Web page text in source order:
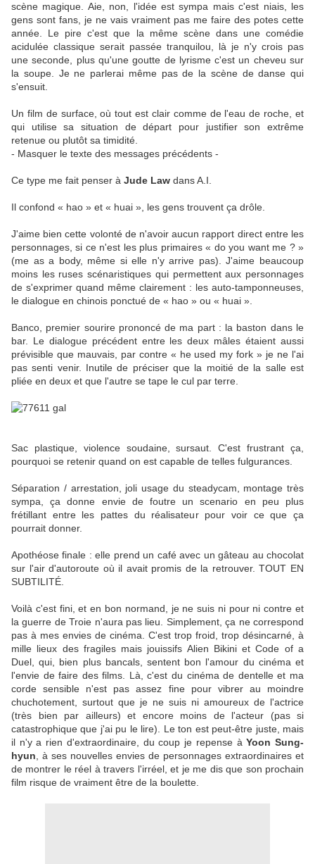
scène magique. Aie, non, l'idée est sympa mais c'est niais, les
gens sont fans, je ne vais vraiment pas me faire des potes cette
année. Le pire c'est que la même scène dans une comédie
acidulée classique serait passée tranquilou, là je n'y crois pas
une seconde, plus qu'une goutte de lyrisme c'est un cheveu sur
la soupe. Je ne parlerai même pas de la scène de danse qui
s'ensuit.
Un film de surface, où tout est clair comme de l'eau de roche, et
qui utilise sa situation de départ pour justifier son extrême
retenue ou plutôt sa timidité.
- Masquer le texte des messages précédents -
Ce type me fait penser à Jude Law dans A.I.
Il confond « hao » et « huai », les gens trouvent ça drôle.
J'aime bien cette volonté de n'avoir aucun rapport direct entre les
personnages, si ce n'est les plus primaires « do you want me ? »
(me as a body, même si elle n'y arrive pas). J'aime beaucoup
moins les ruses scénaristiques qui permettent aux personnages
de s'exprimer quand même clairement : les auto-tamponneuses,
le dialogue en chinois ponctué de « hao » ou « huai ».
Banco, premier sourire prononcé de ma part : la baston dans le
bar. Le dialogue précédent entre les deux mâles étaient aussi
prévisible que mauvais, par contre « he used my fork » je ne l'ai
pas senti venir. Inutile de préciser que la moitié de la salle est
pliée en deux et que l'autre se tape le cul par terre.
Sac plastique, violence soudaine, sursaut. C'est frustrant ça,
pourquoi se retenir quand on est capable de telles fulgurances.
Séparation / arrestation, joli usage du steadycam, montage très
sympa, ça donne envie de foutre un scenario en peu plus
frétillant entre les pattes du réalisateur pour voir ce que ça
pourrait donner.
Apothéose finale : elle prend un café avec un gâteau au chocolat
sur l'air d'autoroute où il avait promis de la retrouver. TOUT EN
SUBTILITÉ.
Voilà c'est fini, et en bon normand, je ne suis ni pour ni contre et
la guerre de Troie n'aura pas lieu. Simplement, ça ne correspond
pas à mes envies de cinéma. C'est trop froid, trop désincarné, à
mille lieux des fragiles mais jouissifs Alien Bikini et Code of a
Duel, qui, bien plus bancals, sentent bon l'amour du cinéma et
l'envie de faire des films. Là, c'est du cinéma de dentelle et ma
corde sensible n'est pas assez fine pour vibrer au moindre
chuchotement, surtout que je ne suis ni amoureux de l'actrice
(très bien par ailleurs) et encore moins de l'acteur (pas si
catastrophique que j'ai pu le lire). Le ton est peut-être juste, mais
il n'y a rien d'extraordinaire, du coup je repense àYoon Sung-
hyun , à ses nouvelles envies de personnages extraordinaires et
de montrer le réel à travers l'irréel, et je me dis que son prochain
film risque de vraiment être de la boulette.